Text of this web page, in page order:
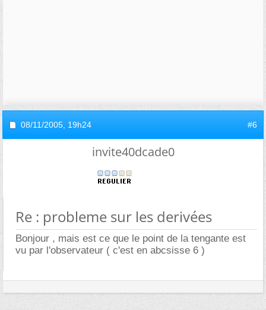
08/11/2005, 19h24 #6
invite40dcade0
Re : probleme sur les derivées
Bonjour , mais est ce que le point de la tengante est
vu par l'observateur ( c'est en abcsisse 6 )